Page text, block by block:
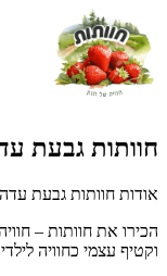
חוותות גבעת
אודות חוותות גבעת עדה
הכירו את חוותות –
וקטיף עצמי כחוויה